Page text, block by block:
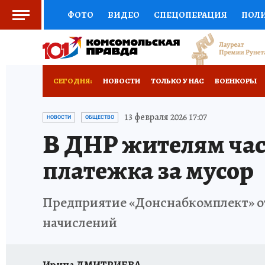
ФОТО ВИДЕО СПЕЦОПЕРАЦИЯ
СОЦПОДДЕРЖКА НАУКА СПОРТ
СЕГОДНЯ: НОВОСТИ ТОЛЬКО У НАС ВОЕНКОРЫ
НОВОРОССИЯ АФИША ИСПЫТАНО НА
НОВОСТИ ОБЩЕСТВО 13 февраля 2026 17:07
В ДНР жителям
платежка за мусор
Предприятие «Донснабкомплект»
начислений